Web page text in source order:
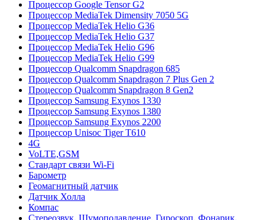
Процессор Google Tensor G2
Процессор MediaTek Dimensity 7050 5G
Процессор MediaTek Helio G36
Процессор MediaTek Helio G37
Процессор MediaTek Helio G96
Процессор MediaTek Helio G99
Процессор Qualcomm Snapdragon 685
Процессор Qualcomm Snapdragon 7 Plus Gen 2
Процессор Qualcomm Snapdragon 8 Gen2
Процессор Samsung Exynos 1330
Процессор Samsung Exynos 1380
Процессор Samsung Exynos 2200
Процессор Unisoc Tiger T610
4G
VoLTE,GSM
Cтандарт связи Wi-Fi
Барометр
Геомагнитный датчик
Датчик Холла
Компас
Стереозвук, Шумоподавление, Гироскоп, Фонарик,